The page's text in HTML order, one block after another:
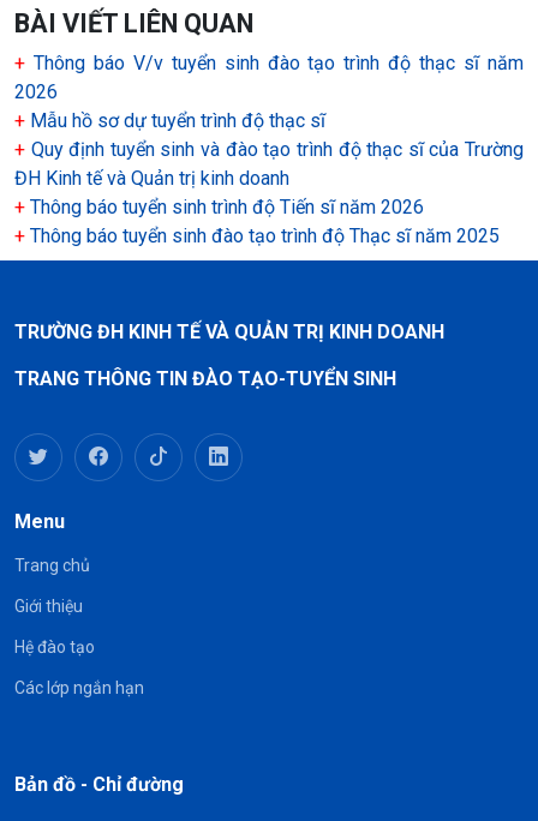
BÀI VIẾT LIÊN QUAN
+ Thông báo V/v tuyển sinh đào tạo trình độ thạc sĩ năm
2026
+ Mẫu hồ sơ dự tuyển trình độ thạc sĩ
+ Quy định tuyển sinh và đào tạo trình độ thạc sĩ của Trường
ĐH Kinh tế và Quản trị kinh doanh
+ Thông báo tuyển sinh trình độ Tiến sĩ năm 2026
+ Thông báo tuyển sinh đào tạo trình độ Thạc sĩ năm 2025
TRƯỜNG ĐH KINH TẾ VÀ QUẢN TRỊ KINH DOANH
TRANG THÔNG TIN ĐÀO TẠO-TUYỂN SINH
Menu
Trang chủ
Giới thiệu
Hệ đào tạo
Các lớp ngắn hạn
Bản đồ - Chỉ đường